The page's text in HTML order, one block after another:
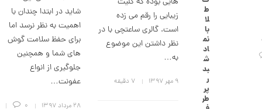
زیبایی را رقم می زده
است. گالری ساعتچی با در
نظر داشتن این موضوع
به…
۹ مهر ۱۳۹۷ 7 دقیقه
شاید در ابتدا چندان با
اهمیت به نظر نرسد اما
برای حفظ سلامت گوش
های شما و همچنین
جلوگیری از انواع
عفونت…
۲۸ مرداد ۱۳۹۷
0
ط
لا
با
نم
اد
ش
بد
ر
پر
طر
6
2
6
7